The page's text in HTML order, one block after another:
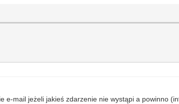
e-mail jeżeli jakieś zdarzenie nie wystąpi a powinno